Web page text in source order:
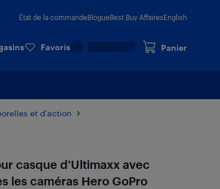
État de la commandeBlogueBest Buy AffairesEnglish
Favoris Panier
et d'action
casque d’Ultimaxx avec
les caméras Hero GoPro